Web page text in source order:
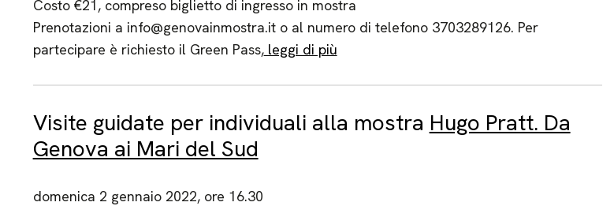
Costo €21, compreso biglietto di ingresso in mostra
Prenotazioni a info@genovainmostra.it o al numero di telefono 3703289126. Per
partecipare è richiesto il Green Pass,leggi di più
Visite guidate per individuali alla mostra Hugo Pratt. Da
Genova ai Mari del Sud
domenica 2 gennaio 2022, ore 16.30